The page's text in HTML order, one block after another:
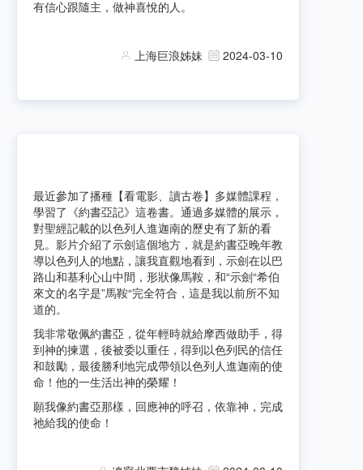
有信心跟隨主，做神喜悅的人。
上海巨浪姊妹 2024-03-10
最近參加了播種【看電影、讀古卷】多媒體課程，
學習了《約書亞記》這卷書。通過多媒體的展示，
對聖經記載的以色列人進迦南的歷史有了新的看
見。影片介紹了示劍這個地方，就是約書亞晚年教
導以色列人的地點，讓我直觀地看到，示劍在以巴
路山和基利心山中間，形狀像馬鞍，和“示劍“希伯
來文的名字是”馬鞍“完全符合，這是我以前所不知
道的。
我非常敬佩約書亞，從年輕時就給摩西做助手，得
到神的揀選，後被委以重任，得到以色列民的信任
和鼓勵，最後勝利地完成帶領以色列人進迦南的使
命！他的一生活出神的榮耀！
願我像約書亞那樣，回應神的呼召，依靠神，完成
祂給我的使命！